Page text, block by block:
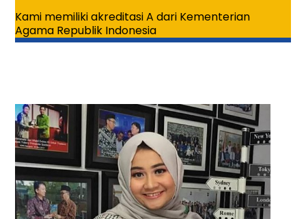
Kami memiliki akreditasi A dari Kementerian
Agama Republik Indonesia